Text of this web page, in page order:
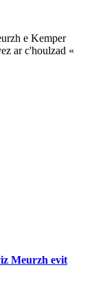
e Kemper
ar c'houlzad «
Meurzh evit